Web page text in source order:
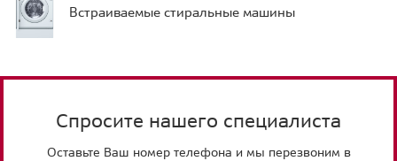
Встраиваемые стиральные машины
Спросите нашего специалиста
Оставьте Ваш номер телефона и мы перезвоним в